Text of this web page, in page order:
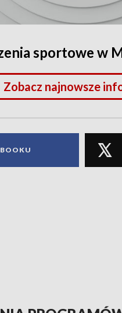
sportowe w
Zobacz najnowsze